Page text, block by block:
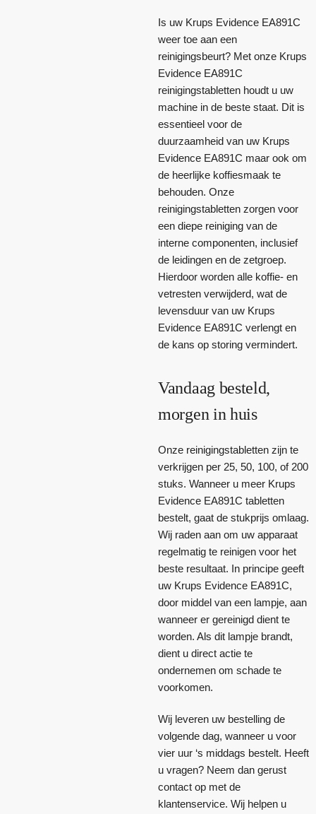
Is uw Krups Evidence EA891C
weer toe aan een
reinigingsbeurt? Met onze Krups
Evidence EA891C
reinigingstabletten houdt u uw
machine in de beste staat. Dit is
essentieel voor de
duurzaamheid van uw Krups
Evidence EA891C maar ook om
de heerlijke koffiesmaak te
behouden. Onze
reinigingstabletten zorgen voor
een diepe reiniging van de
interne componenten, inclusief
de leidingen en de zetgroep.
Hierdoor worden alle koffie- en
vetresten verwijderd, wat de
levensduur van uw Krups
Evidence EA891C verlengt en
de kans op storing vermindert.
Vandaag besteld,
morgen in huis
Onze reinigingstabletten zijn te
verkrijgen per 25, 50, 100, of 200
stuks. Wanneer u meer Krups
Evidence EA891C tabletten
bestelt, gaat de stukprijs omlaag.
Wij raden aan om uw apparaat
regelmatig te reinigen voor het
beste resultaat. In principe geeft
uw Krups Evidence EA891C,
door middel van een lampje, aan
wanneer er gereinigd dient te
worden. Als dit lampje brandt,
dient u direct actie te
ondernemen om schade te
voorkomen.
Wij leveren uw bestelling de
volgende dag, wanneer u voor
vier uur ‘s middags bestelt. Heeft
u vragen? Neem dan gerust
contact op met de
klantenservice. Wij helpen u